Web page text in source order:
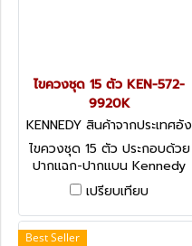
ไขควงชุด 15 ตัว KEN-572-
9920K
KENNEDY สินค้าจากประเทศอัง
กฤษ-1
ไขควงชุด 15 ตัว ประกอบด้วย
ปากแฉก-ปากแบน Kennedy
Engineer's & Electrician's
Screwdriver Set - 15 Pieces
เปรียบเทียบ
Best Seller